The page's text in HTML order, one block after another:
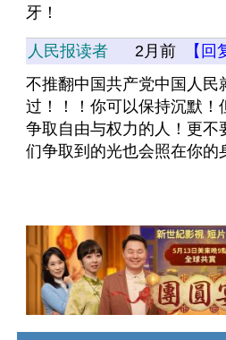
牙！
人民报读者 2月前
【回
不推翻中国共产党中国人民
过！！！你可以保持沉默！
争取自由与权力的人！更不
们争取到的光也会照在你的